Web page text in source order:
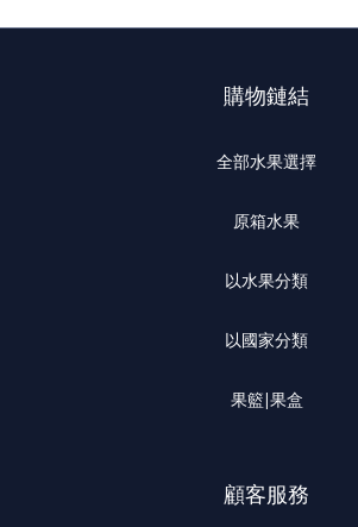
購物鏈結
全部水果選擇
原箱水果
以水果分類
以國家分類
果籃|果盒
顧客服務